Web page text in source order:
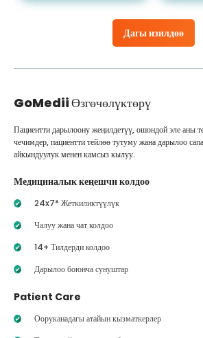
Дагы изилдөө
GoMediiӨзгөчөлүктөрү
Пациентти дарылоону жеңилдетүү, ошондой эле аны
чечимдер, пациентти тейлөө тутуму жана дарылоо
айкындуулук менен камсыз кылуу.
Медициналык кеңешчи колдоо
24x7* Жеткиликтүүлүк
Чалуу жана чат колдоо
14+ Тилдерди колдоо
Дарылоо боюнча сунуштар
Patient Care
Ооруканадагы атайын кызматкерлер